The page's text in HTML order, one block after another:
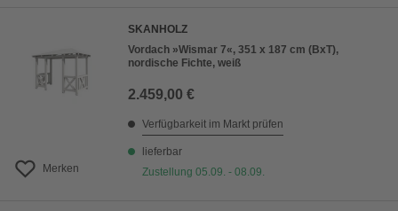
Merken
SKANHOLZ
Vordach »Wismar 7«, 351 x 187 cm (BxT),
nordische Fichte, weiß
2.459,00 €
Verfügbarkeit im Markt prüfen
lieferbar
Zustellung 05.09. - 08.09.